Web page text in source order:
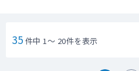
35 件中 1～ 20件を表示